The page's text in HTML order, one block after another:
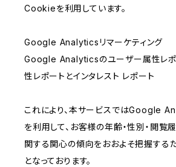
Cookieを利用しています。
Google Analyticsリマーケティング
Google Analyticsのユーザー属性レポ
性レポートとインタレスト レポート
これにより、本サービスではGoogle
を利用して、お客様の年齢・性別・閲覧
関する関心の傾向をおおよそ把握する
となっております。